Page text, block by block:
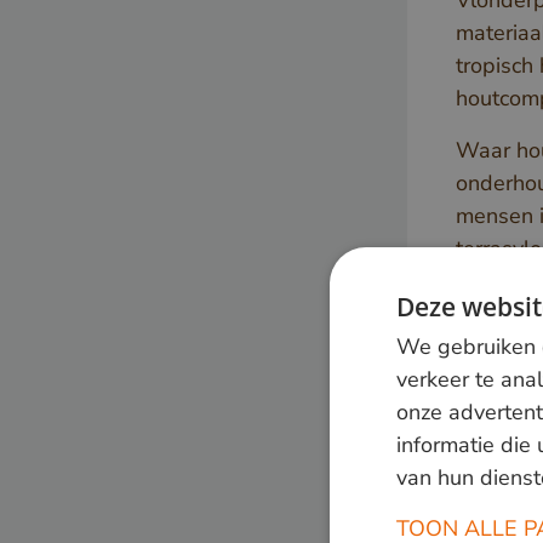
tropisch
Waar
mensen
op
Deze
We gebruiken
verkeer te
onze
informatie die
van hun
TOON ALLE